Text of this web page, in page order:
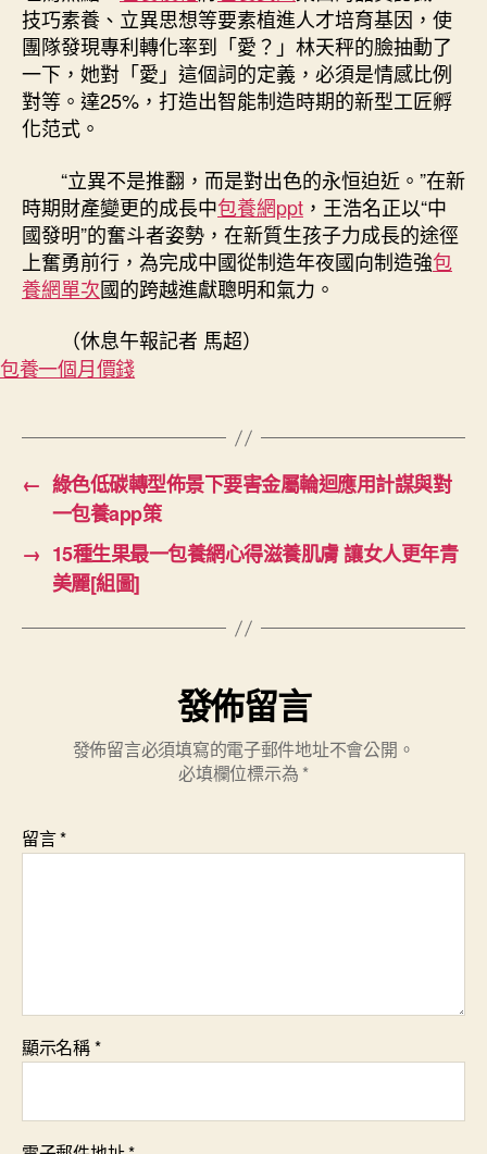
技巧素養、立異思想等要素植進人才培育基因，使
團隊發現專利轉化率到「愛？」林天秤的臉抽動了
一下，她對「愛」這個詞的定義，必須是情感比例
對等。達25%，打造出智能制造時期的新型工匠孵
化范式。
“立異不是推翻，而是對出色的永恒迫近。”在新
時期財產變更的成長中包養網ppt ，王浩名正以“中
國發明”的奮斗者姿勢，在新質生孩子力成長的途徑
上奮勇前行，為完成中國從制造年夜國向制造強包
養網單次國的跨越進獻聰明和氣力。
（休息午報記者 馬超）
包養一個月價錢
← 綠色低碳轉型佈景下要害金屬輪迴應用計謀與對
一包養app策
→ 15種生果最一包養網心得滋養肌膚 讓女人更年青
美麗[組圖]
發佈留言
發佈留言必須填寫的電子郵件地址不會公開。
必填欄位標示為 *
留言*
顯示名稱*